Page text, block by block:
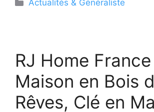
Actualités & Généraliste
RJ Home
Maison en Bois
Rêves, Clé en